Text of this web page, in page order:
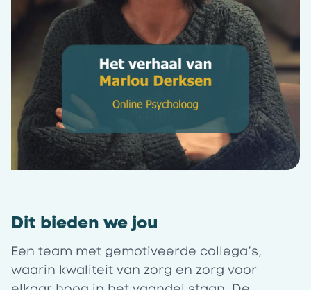
Dit bieden we jou
Een team met gemotiveerde collega’s,
waarin kwaliteit van zorg en zorg voor